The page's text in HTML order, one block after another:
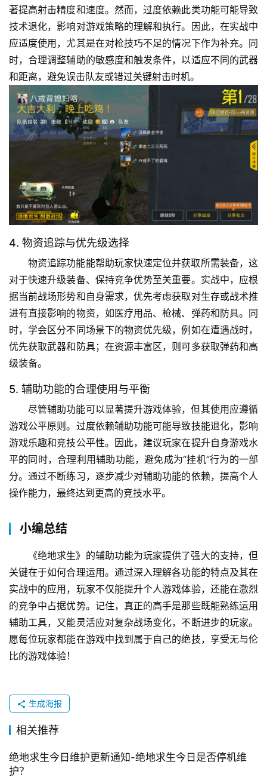
著提高射击精度和速度。然而，过度依赖此类功能可能导致
技术退化，影响对游戏策略的理解和执行。因此，在实战中
应适度使用，尤其是在对枪技巧不足的情况下作为补充。同
时，合理调整辅助的敏感度和触发条件，以适应不同的武器
和距离，避免误击队友或错过关键射击时机。
4. 物资追踪与优先级选择
物资追踪功能能帮助玩家快速定位并获取所需装备，这
对于快速升级装备、保持竞争优势至关重要。实战中，应根
据当前战场形势和自身需求，优先考虑获取对生存或战术推
进有直接影响的物资，如医疗用品、枪械、弹药和防具。同
时，学会区分不同场景下的物资优先级，例如在遭遇战时，
优先获取武器和防具；在资源丰富区，则可多获取弹药和高
级装备。
5. 辅助功能的合理使用与平衡
尽管辅助功能可以显著提升游戏体验，但其使用应遵循
游戏公平原则。过度依赖辅助功能可能导致技能退化，影响
游戏乐趣和竞技公平性。因此，建议玩家在提升自身游戏水
平的同时，合理利用辅助功能，避免成为“挂机”行为的一部
分。通过不断练习，逐步减少对辅助功能的依赖，提高个人
操作能力，最终达到更高的竞技水平。
小编总结
《绝地求生》的辅助功能为玩家提供了强大的支持，但
关键在于如何合理运用。通过深入理解各功能的特点及其在
实战中的应用，玩家不仅能提升个人游戏体验，还能在激烈
的竞争中占据优势。记住，真正的高手是那些既能熟练运用
辅助工具，又能灵活应对复杂战场变化，不断进步的玩家。
愿每位玩家都能在游戏中找到属于自己的绝技，享受无与伦
比的游戏体验！
生成海报
相关推荐
绝地求生今日维护更新通知-绝地求生今日是否停机维
护？